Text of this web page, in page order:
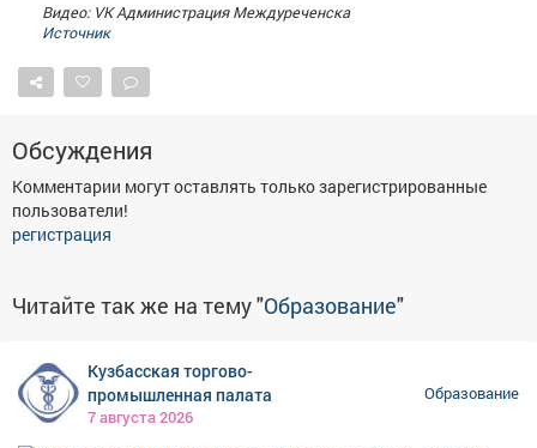
ТВ программа
Видео: VK Администрация Междуреченска
Источник
Обсуждения
Комментарии могут оставлять только зарегистрированные
пользователи!
регистрация
Читайте так же на тему "Образование"
Кузбасская торгово-
промышленная палата
7 августа 2026
Образование